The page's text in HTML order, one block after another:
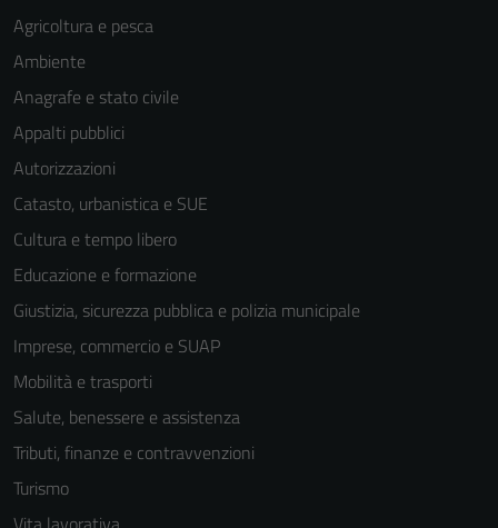
Agricoltura e pesca
Ambiente
Anagrafe e stato civile
Appalti pubblici
Autorizzazioni
Catasto, urbanistica e SUE
Cultura e tempo libero
Educazione e formazione
Giustizia, sicurezza pubblica e polizia municipale
Imprese, commercio e SUAP
Mobilità e trasporti
Salute, benessere e assistenza
Tributi, finanze e contravvenzioni
Turismo